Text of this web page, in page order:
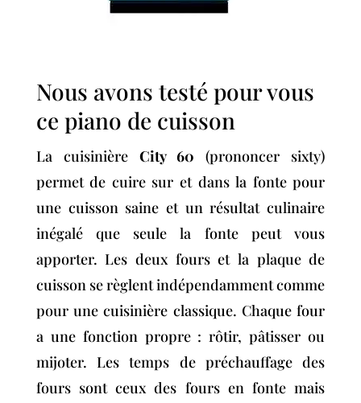
Nous avons testé pour vous
ce piano de cuisson
La cuisinière City 60 (prononcer sixty)
permet de cuire sur et dans la fonte pour
une cuisson saine et un résultat culinaire
inégalé que seule la fonte peut vous
apporter. Les deux fours et la plaque de
cuisson se règlent indépendamment comme
pour une cuisinière classique. Chaque four
a une fonction propre : rôtir, pâtisser ou
mijoter. Les temps de préchauffage des
fours sont ceux des fours en fonte mais